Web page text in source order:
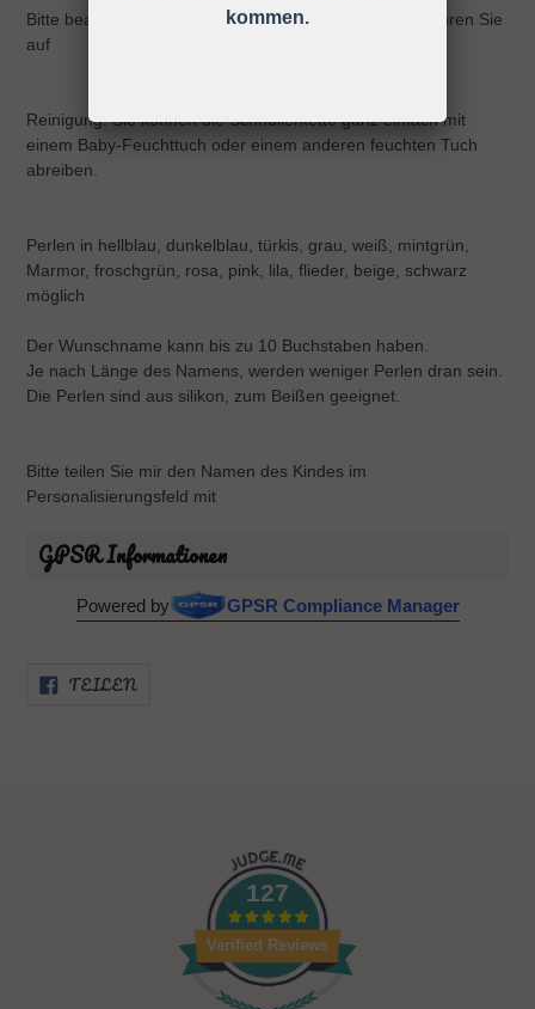
Bitte beachten Sie die Gebrauchsanweisung und bewahren Sie
auf
Reinigung: Sie können die Schnullerkette ganz einfach mit
einem Baby-Feuchttuch oder einem anderen feuchten Tuch
abreiben.
Perlen in hellblau, dunkelblau, türkis, grau, weiß, mintgrün,
Marmor, froschgrün, rosa, pink, lila, flieder, beige, schwarz
möglich
Der Wunschname kann bis zu 10 Buchstaben haben.
Je nach Länge des Namens, werden weniger Perlen dran sein.
Die Perlen sind aus silikon, zum Beißen geeignet.
Bitte teilen Sie mir den Namen des Kindes im
Personalisierungsfeld mit
GPSR Informationen
Powered by GPSR Compliance Manager
TEILENFACEBOOK
127
Verified Reviews
kommen.